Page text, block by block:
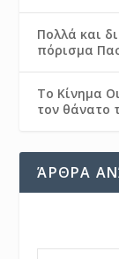
Πολλά και
πόρισμα
Το Κίνημα
τον θάνατο
ΆΡΘΡΑ